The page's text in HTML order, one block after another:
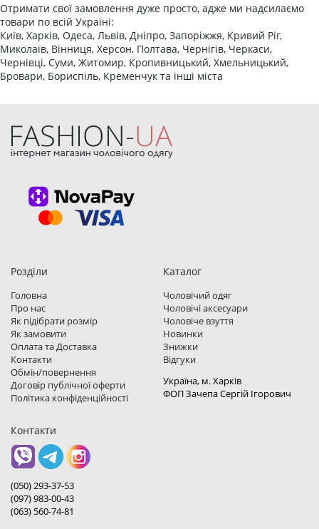
Отримати свої замовлення дуже просто, адже ми надсилаємо
товари по всій Україні:
Київ, Харків, Одеса, Львів, Дніпро, Запоріжжя, Кривий Ріг,
Миколаїв, Вінниця, Херсон, Полтава, Чернігів, Черкаси,
Чернівці, Суми, Житомир, Кропивницький, Хмельницький,
Бровари, Бориспіль, Кременчук та інші міста
Розділи
Головна
Про нас
Як підібрати розмір
Як замовити
Оплата та Доставка
Контакти
Обмін/повернення
Договір публічної оферти
Політика конфіденційності
Каталог
Чоловічий одяг
Чоловічі аксесуари
Чоловіче взуття
Новинки
Знижки
Відгуки
Україна, м. Харкiв
ФОП Зачепа Сергій Ігорович
Контакти
(050) 293-37-53
(097) 983-00-43
(063) 560-74-81